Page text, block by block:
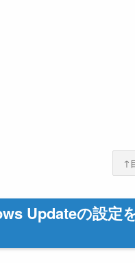
↑
Updateの設定